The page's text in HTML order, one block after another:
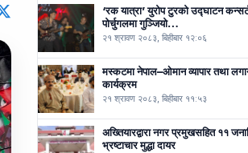
‘रक यात्रा’ युरोप टुरको उद्घाटन
पोर्चुगलमा गुञ्जियो…
२१ श्रावण २०८३, बिहीबार १२:०६
मस्कटमा नेपाल–ओमान व्यापार तथा
कार्यक्रम
२१ श्रावण २०८३, बिहीबार ११:५३
अख्तियारद्वारा नगर प्रमुखसहित ११
भ्रष्टाचार मुद्धा दायर